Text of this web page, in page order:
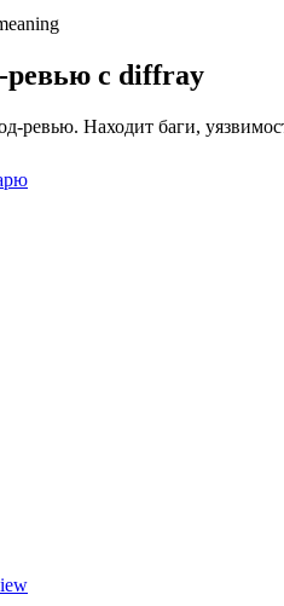
ревью с diffray
ревью. Находит баги,